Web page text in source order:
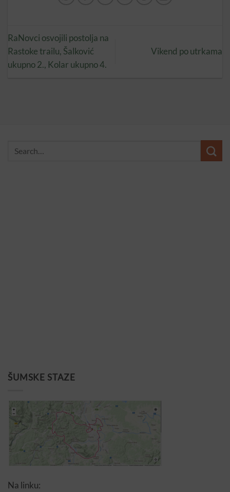
RaNovci osvojili postolja na
Rastoke trailu, Šalković
ukupno 2., Kolar ukupno 4.
Vikend po utrkama
ŠUMSKE STAZE
Na linku: